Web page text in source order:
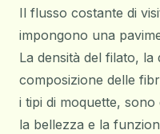
Il flusso costante di
impongono una
La densità del filato,
composizione delle
i tipi di moquette, sono
la bellezza e la